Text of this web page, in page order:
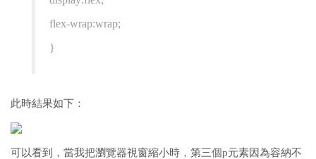
flex-wrap:wrap;
}
此時結果如下：
可以看到，當我把瀏覽器視窗縮小時，第三個p元素因為容納不